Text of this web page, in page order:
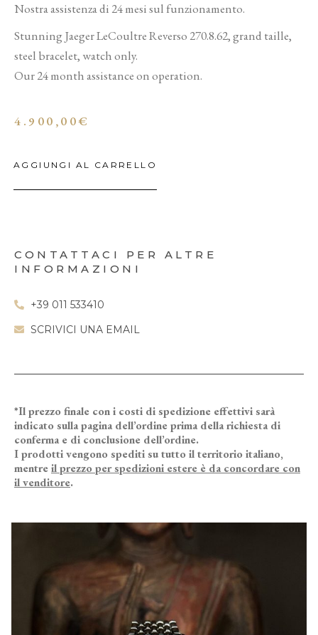
Nostra assistenza di 24 mesi sul funzionamento.
Stunning Jaeger LeCoultre Reverso 270.8.62, grand taille,
steel bracelet, watch only.
Our 24 month assistance on operation.
4.900,00€
AGGIUNGI AL CARRELLO
CONTATTACI PER ALTRE
INFORMAZIONI
+39 011 533410
SCRIVICI UNA EMAIL
*Il prezzo finale con i costi di spedizione effettivi sarà
indicato sulla pagina dell’ordine prima della richiesta di
conferma e di conclusione dell’ordine.
I prodotti vengono spediti su tutto il territorio italiano,
mentre il prezzo per spedizioni estere è da concordare con
il venditore.